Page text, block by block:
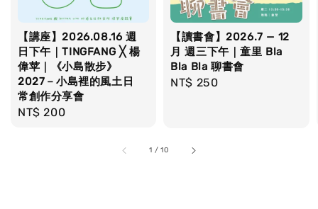
【講座】2026.08.16 週
日下午｜TINGFANG ╳ 楊
偉苹｜《小島散步》
2027－小島裡的風土日
常創作分享會
Regular
NT$ 200
【讀書會】2026.7 — 12
月 週三下午｜童里 Bla
Bla Bla 聊書會
Regular
NT$ 250
1 /10